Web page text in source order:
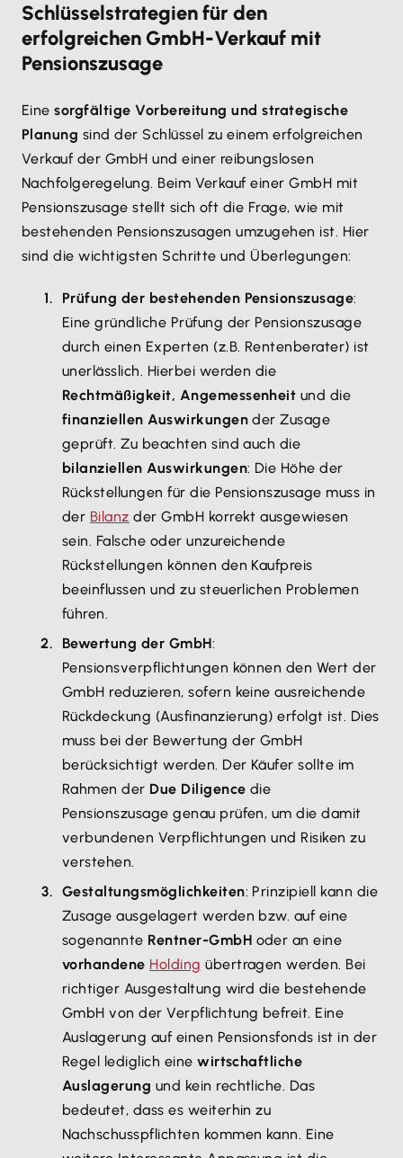
Schlüsselstrategien für den
erfolgreichen GmbH-Verkauf mit
Pensionszusage
Einesorgfältige Vorbereitung und strategische
Planung sind der Schlüssel zu einem erfolgreichen
Verkauf der GmbH und einer reibungslosen
Nachfolgeregelung. Beim Verkauf einer GmbH mit
Pensionszusage stellt sich oft die Frage, wie mit
bestehenden Pensionszusagen umzugehen ist. Hier
sind die wichtigsten Schritte und Überlegungen:
Prüfung der bestehenden Pensionszusage:
Eine gründliche Prüfung der Pensionszusage
durch einen Experten (z.B. Rentenberater) ist
unerlässlich. Hierbei werden die
Rechtmäßigkeit, Angemessenheit und die
finanziellen Auswirkungen der Zusage
geprüft. Zu beachten sind auch die
bilanziellen Auswirkungen: Die Höhe der
Rückstellungen für die Pensionszusage muss in
der Bilanz der GmbH korrekt ausgewiesen
sein. Falsche oder unzureichende
Rückstellungen können den Kaufpreis
beeinflussen und zu steuerlichen Problemen
führen.
Bewertung der GmbH:
Pensionsverpflichtungen können den Wert der
GmbH reduzieren, sofern keine ausreichende
Rückdeckung (Ausfinanzierung) erfolgt ist. Dies
muss bei der Bewertung der GmbH
berücksichtigt werden. Der Käufer sollte im
Rahmen der Due Diligence die
Pensionszusage genau prüfen, um die damit
verbundenen Verpflichtungen und Risiken zu
verstehen.
Gestaltungsmöglichkeiten: Prinzipiell kann die
Zusage ausgelagert werden bzw. auf eine
sogenannte Rentner-GmbH oder an eine
vorhandene Holding übertragen werden. Bei
richtiger Ausgestaltung wird die bestehende
GmbH von der Verpflichtung befreit. Eine
Auslagerung auf einen Pensionsfonds ist in der
Regel lediglich einewirtschaftliche
Auslagerung und kein rechtliche. Das
bedeutet, dass es weiterhin zu
Nachschusspflichten kommen kann. Eine